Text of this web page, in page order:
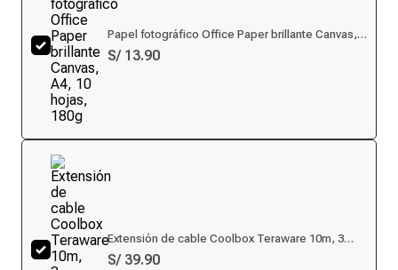
Papel fotográfico Office Paper brillante Canvas,
A4, 10 hojas, 180g
S/ 13.90
Extensión de cable Coolbox Teraware 10m, 3
tomas, enchufe plano, amarillo
S/ 39.90